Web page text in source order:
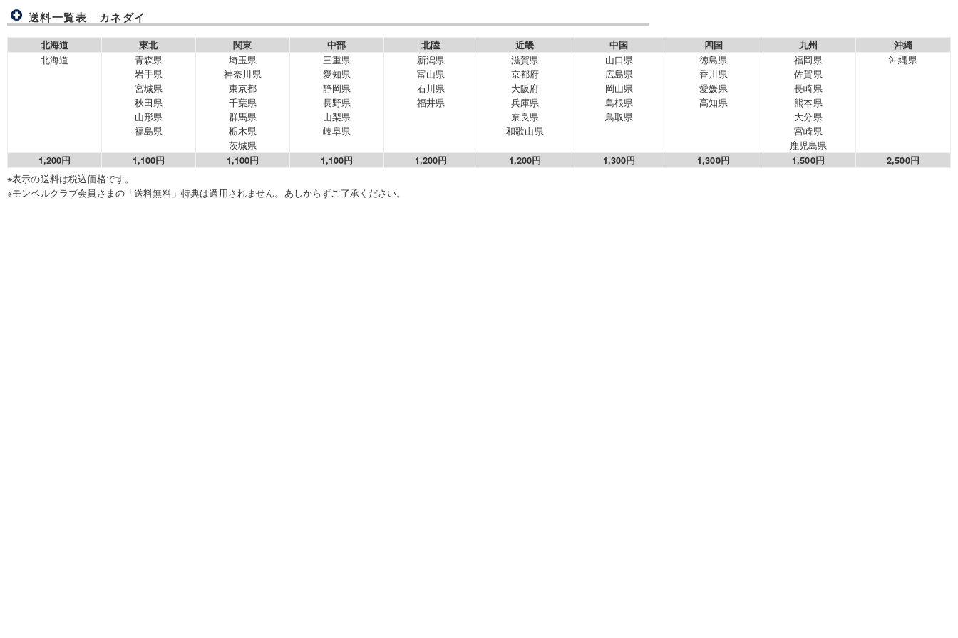
送料一覧表 カネダイ
北海道 東北 関東 中部 北陸 近畿 中国 四国 九州 沖縄
北海道
青森県
岩手県
宮城県
秋田県
山形県
福島県
埼玉県
神奈川県
東京都
千葉県
群馬県
栃木県
茨城県
三重県
愛知県
静岡県
長野県
山梨県
岐阜県
新潟県
富山県
石川県
福井県
滋賀県
京都府
大阪府
兵庫県
奈良県
和歌山県
山口県
広島県
岡山県
島根県
鳥取県
徳島県
香川県
愛媛県
高知県
福岡県
佐賀県
長崎県
熊本県
大分県
宮崎県
鹿児島県
沖縄県
1,200円 1,100円 1,100円 1,100円 1,200円 1,200円 1,300円 1,300円 1,500円 2,500円
※表示の送料は税込価格です。
※モンベルクラブ会員さまの「送料無料」特典は適用されません。あしからずご了承ください。